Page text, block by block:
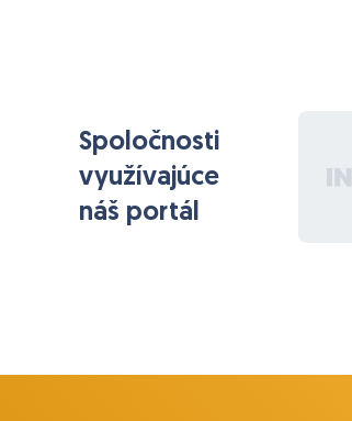
Spoločnosti
využívajúce
náš portál